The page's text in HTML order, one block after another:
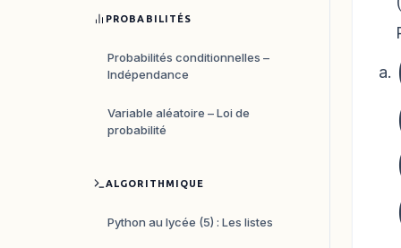
PROBABILITÉS
Probabilités conditionnelles –
Indépendance
Variable aléatoire – Loi de
probabilité
ALGORITHMIQUE
Python au lycée (5) : Les listes